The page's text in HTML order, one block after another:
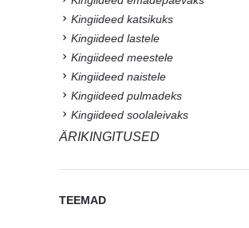
Kingiideed katsikuks
Kingiideed lastele
Kingiideed meestele
Kingiideed naistele
Kingiideed pulmadeks
Kingiideed soolaleivaks
ÄRIKINGITUSED
TEEMAD